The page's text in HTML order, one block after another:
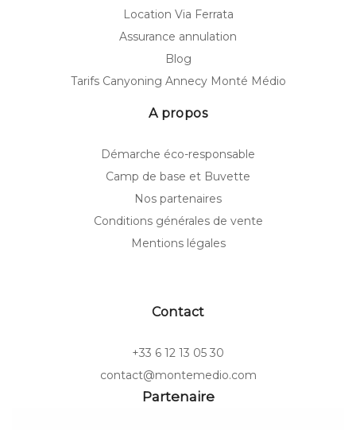
Location Via Ferrata
Assurance annulation
Blog
Tarifs Canyoning Annecy Monté Médio
A propos
Démarche éco-responsable
Camp de base et Buvette
Nos partenaires
Conditions générales de vente
Mentions légales
Contact
+33 6 12 13 05 30
contact@montemedio.com
Partenaire